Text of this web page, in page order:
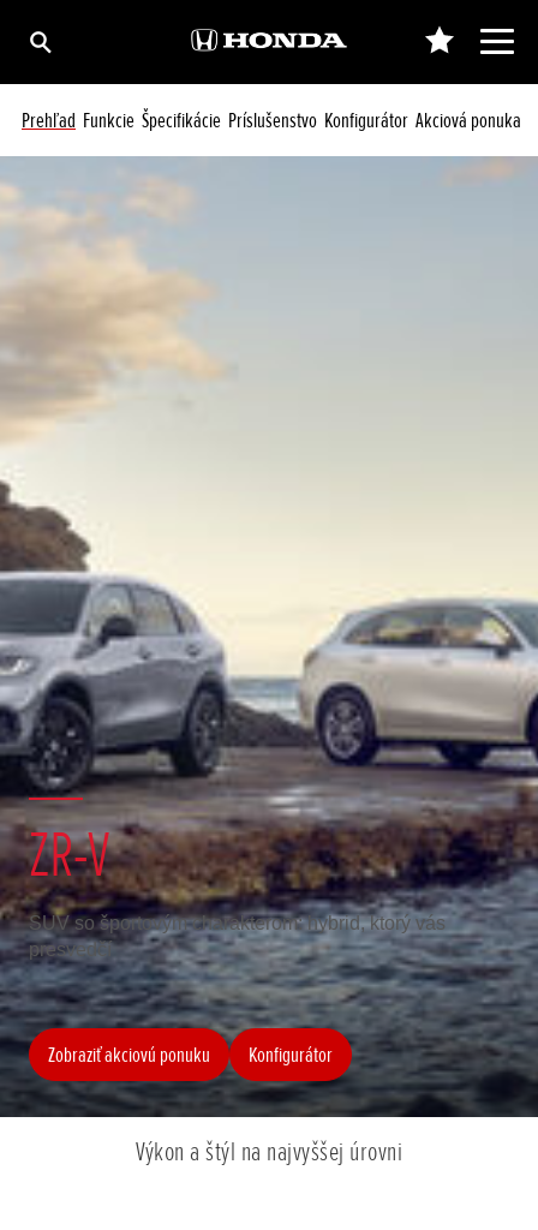
Prehľad Funkcie Špecifikácie Príslušenstvo Konfigurátor Akciová ponuka
ZR-V
SUV so športovým charakterom: hybrid, ktorý vás
presvedčí
Zobraziť akciovú ponuku Konfigurátor
Výkon a štýl na najvyššej úrovni